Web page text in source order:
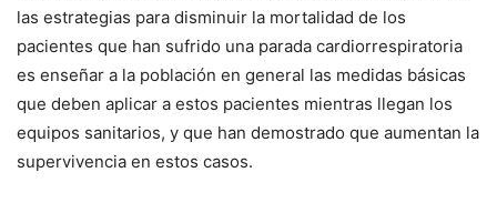
las estrategias para disminuir la mortalidad de los
pacientes que han sufrido una parada cardiorrespiratoria
es enseñar a la población en general las medidas básicas
que deben aplicar a estos pacientes mientras llegan los
equipos sanitarios, y que han demostrado que aumentan la
supervivencia en estos casos.